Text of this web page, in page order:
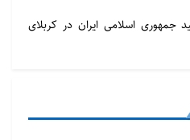
جمهوری اسلامی ایران در کربلای